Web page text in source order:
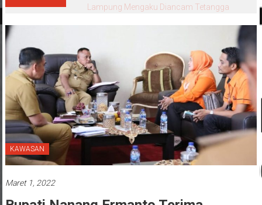
Lampung Mengaku Diancam Tetangga
KAWASAN
Maret 1, 2022